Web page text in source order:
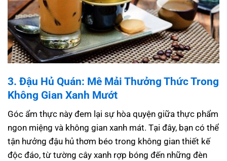
3. Đậu Hủ Quán: Mê Mải Thưởng Thức Trong
Không Gian Xanh Mướt
Góc ẩm thực này đem lại sự hòa quyện giữa thực phẩm
ngon miệng và không gian xanh mát. Tại đây, bạn có thể
tận hưởng đậu hủ thơm béo trong không gian thiết kế
độc đáo, từ tường cây xanh rợp bóng đến những đèn